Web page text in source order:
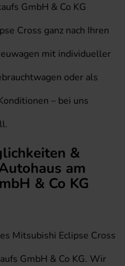
GmbH & Co KG
Cross ganz nach Ihren
mit individueller
oder als
– bei uns
&
am
& Co KG
Mitsubishi Eclipse Cross
GmbH & Co KG. Wir